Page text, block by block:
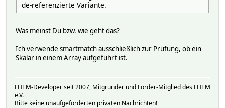
de-referenzierte Variante.
Was meinst Du bzw. wie geht das?
Ich verwende smartmatch ausschließlich zur Prüfung, ob ein
Skalar in einem Array aufgeführt ist.
FHEM-Developer seit 2007, Mitgründer und Förder-Mitglied des FHEM
e.V.
Bitte keine unaufgeforderten privaten Nachrichten!